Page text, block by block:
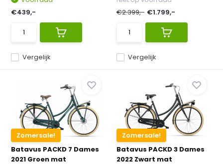
Vergelijk
€439,-
Vergelijk
€2.399,- €1.799,-
Zomersale!
Batavus PACKD 7 Dames
2021 Groen mat
Zomersale!
Batavus PACKD 3 Dames
2022 Zwart mat